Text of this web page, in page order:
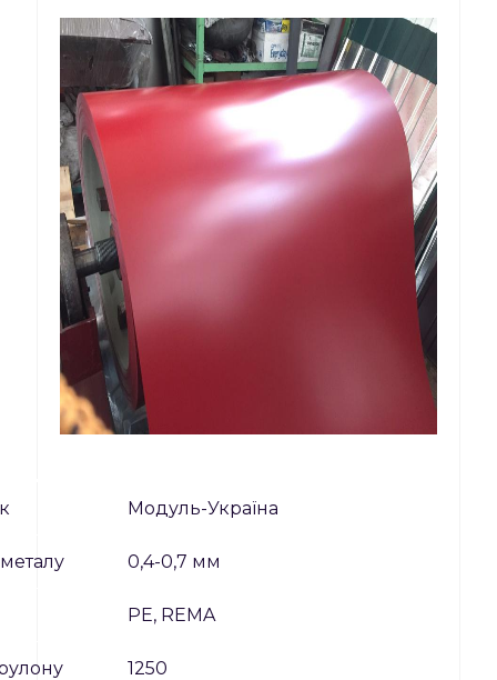
Модуль-Україна
0,4-0,7 мм
PE, REMA
1250